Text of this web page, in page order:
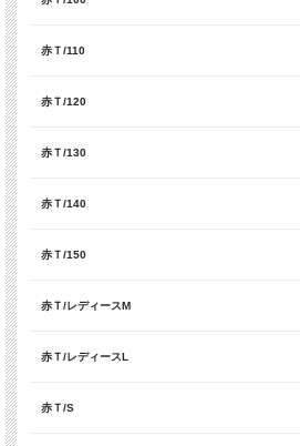
赤Ｔ/110
赤Ｔ/120
赤Ｔ/130
赤Ｔ/140
赤Ｔ/150
赤Ｔ/レディースM
赤Ｔ/レディースL
赤Ｔ/S